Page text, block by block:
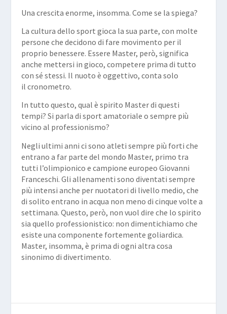
Una crescita enorme, insomma. Come se la spiega?
La cultura dello sport gioca la sua parte, con molte
persone che decidono di fare movimento per il
proprio benessere. Essere Master, però, significa
anche mettersi in gioco, competere prima di tutto
con sé stessi. Il nuoto è oggettivo, conta solo
il cronometro.
In tutto questo, qual è spirito Master di questi
tempi? Si parla di sport amatoriale o sempre più
vicino al professionismo?
Negli ultimi anni ci sono atleti sempre più forti che
entrano a far parte del mondo Master, primo tra
tutti l’olimpionico e campione europeo Giovanni
Franceschi. Gli allenamenti sono diventati sempre
più intensi anche per nuotatori di livello medio, che
di solito entrano in acqua non meno di cinque volte a
settimana. Questo, però, non vuol dire che lo spirito
sia quello professionistico: non dimentichiamo che
esiste una componente fortemente goliardica.
Master, insomma, è prima di ogni altra cosa
sinonimo di divertimento.